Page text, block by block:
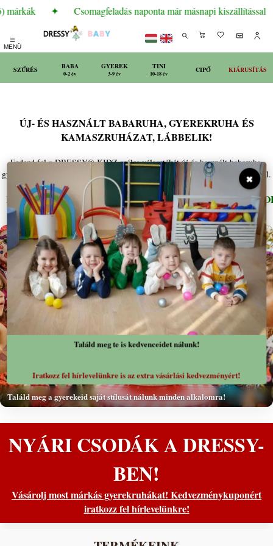
✦ Csomagfeladás naponta már másnapi kiszállítással
☰
MENÜ
SZŰRÉS BABA
0-2 év
GYEREK
3-9 év
TINI
10-18 év CIPŐ KIÁRUSÍTÁS
ÚJ- ÉS HASZNÁLT BABARUHA, GYEREKRUHA ÉS
KAMASZRUHÁZAT, LÁBBELIK!
Fedezd fel a DRESSY® KIDZ széles választékát új és használt babaruha,
gyerekruha és kamaszruházat kategóriákban, kiegészítve minőségi lábbelikkel.
EXKLUZÍV✦ ARMANI✦BENETTON✦
Találd meg a gyerekeid saját stílusát nálunk minden alkalomra!
❮
NYÁRI CSODÁK A DRESSY-
BEN!
Vásárolj most márkás gyerekruhákat! Kedvezménykuponért
iratkozz fel hírlevelünkre!
✖
Találd meg te is kedvenceidet nálunk!
Iratkozz fel hírlevelünkre is az extra vásárlási kedvezményért!